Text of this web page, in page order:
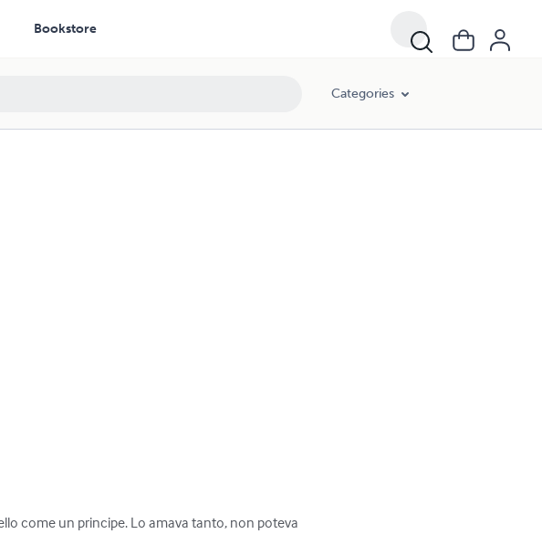
Bookstore
Categories
come un principe. Lo amava tanto, non poteva